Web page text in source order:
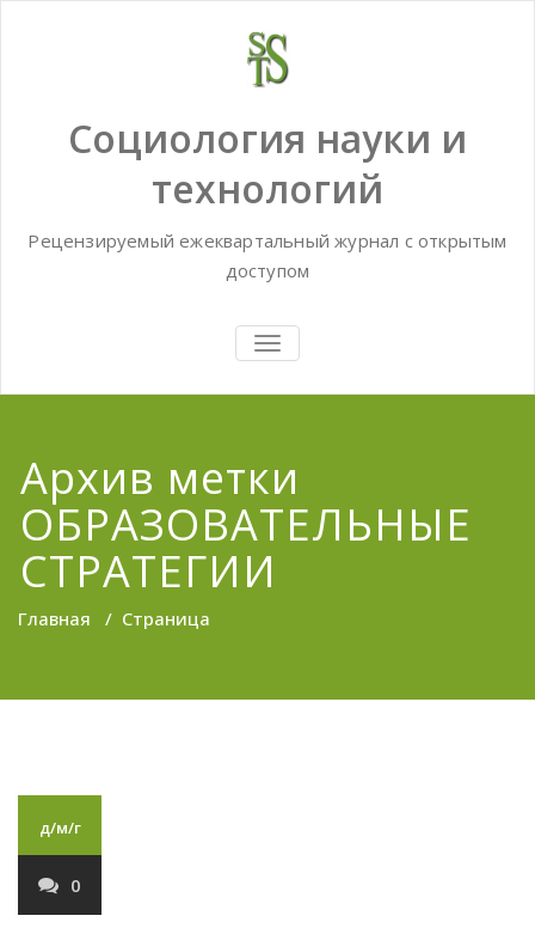
Социология науки и
технологий
Рецензируемый ежеквартальный журнал с открытым
доступом
TOGGLE
NAVIGATION
Архив метки
ОБРАЗОВАТЕЛЬНЫЕ
СТРАТЕГИИ
Главная / Страница
д/м/г
0